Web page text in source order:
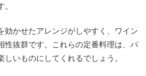
効かせたアレンジがしやすく、ワイン
性抜群です。これらの定番料理は、パ
しいものにしてくれるでしょう。